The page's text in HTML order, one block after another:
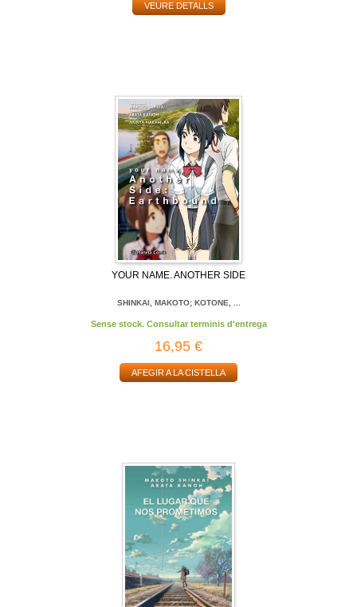
VEURE DETALLS
YOUR NAME. ANOTHER SIDE
SHINKAI, MAKOTO; KOTONE, ...
Sense stock. Consultar terminis d'entrega
16,95 €
AFEGIR A LA CISTELLA